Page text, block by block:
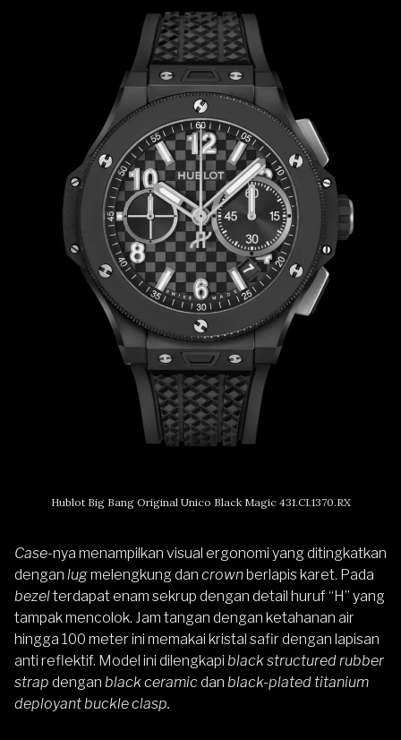
Hublot Big Bang Original Unico Black Magic 431.CI.1370.RX
Case-nya menampilkan visual ergonomi yang ditingkatkan
dengan lugmelengkung dan crown berlapis karet. Pada
bezelterdapat enam sekrup dengan detail huruf “H” yang
tampak mencolok. Jam tangan dengan ketahanan air
hingga 100 meter ini memakai kristal safir dengan lapisan
anti reflektif. Model ini dilengkapi black structured rubber
strap dengan black ceramic dan black-plated titanium
deployant buckle clasp.